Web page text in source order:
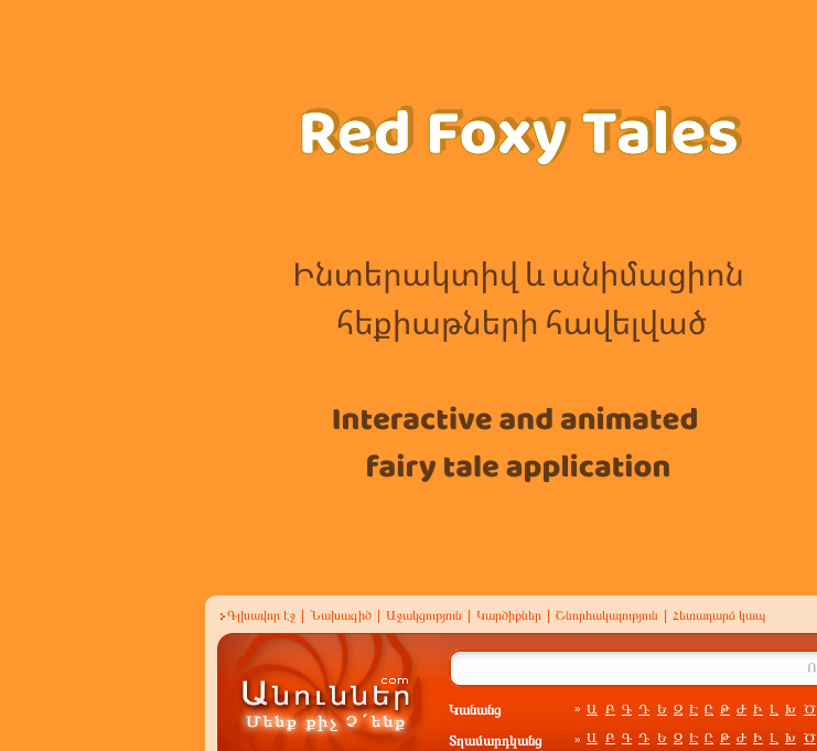
Գլխավոր էջ Նախագիծ Աջակցություն Կարծիքներ Շնորհակալություն Հետադարձ կապ
Կանանց » Ա Բ Գ Դ Ե Զ Է Ը Թ Ժ Ի Լ Խ Ծ
Տղամարդկանց » Ա Բ Գ Դ Ե Զ Է Ը Թ Ժ Ի Լ Խ Ծ